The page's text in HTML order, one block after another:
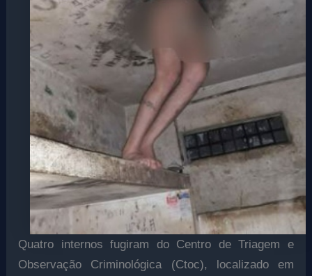
Quatro internos fugiram do Centro de Triagem e
Observação Criminológica (Ctoc), localizado em